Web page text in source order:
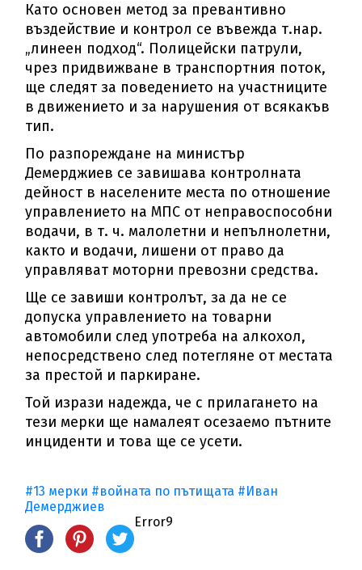
Като основен метод за превантивно
въздействие и контрол се въвежда т.нар.
„линеен подход“. Полицейски патрули,
чрез придвижване в транспортния поток,
ще следят за поведението на участниците
в движението и за нарушения от всякакъв
тип.
По разпореждане на министър
Демерджиев се завишава контролната
дейност в населените места по отношение
управлението на МПС от неправоспособни
водачи, в т. ч. малолетни и непълнолетни,
както и водачи, лишени от право да
управляват моторни превозни средства.
Ще се завиши контролът, за да не се
допуска управлението на товарни
автомобили след употреба на алкохол,
непосредствено след потегляне от местата
за престой и паркиране.
Той изрази надежда, че с прилагането на
тези мерки ще намалеят осезаемо пътните
инциденти и това ще се усети.
#13 мерки #войната по пътищата #Иван
Демерджиев
Error9